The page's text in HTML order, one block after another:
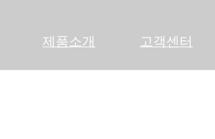
제품소개 고객센터
031-797-4267